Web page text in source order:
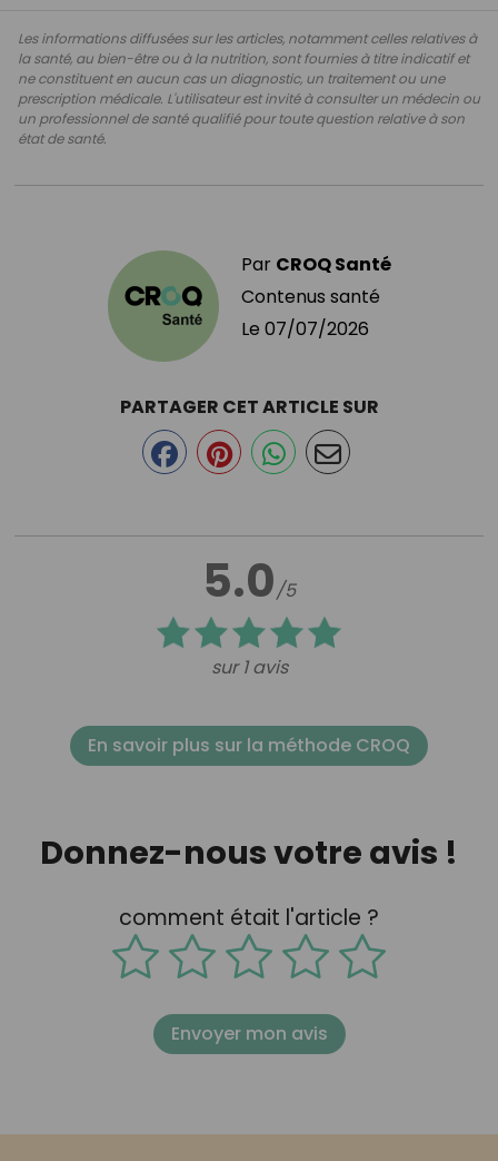
Les informations diffusées sur les articles, notamment celles relatives à
la santé, au bien-être ou à la nutrition, sont fournies à titre indicatif et
ne constituent en aucun cas un diagnostic, un traitement ou une
prescription médicale. L'utilisateur est invité à consulter un médecin ou
un professionnel de santé qualifié pour toute question relative à son
état de santé.
Par CROQ Santé
Contenus santé
Le 07/07/2026
5.0/5
sur 1 avis
PARTAGER CET ARTICLE SUR
En savoir plus sur la méthode CROQ
Donnez-nous votre avis !
comment était l'article ?
Envoyer mon avis